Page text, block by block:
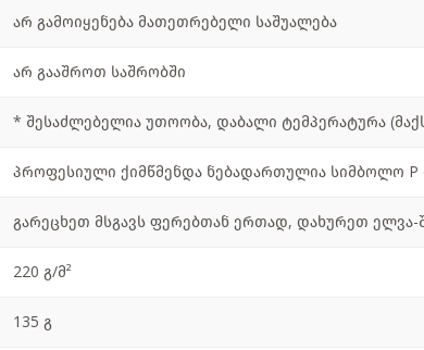
არ გამოიყენება მათეთრებელი საშუალება
არ გააშროთ საშრობში
* შესაძლებელია უთოობა, დაბალი ტემპერატურა
პროფესიული ქიმწმენდა ნებადართულია სიმბოლო
გარეცხეთ მსგავს ფერებთან ერთად, დახურეთ ელვა-
220 გ/მ²
135 გ